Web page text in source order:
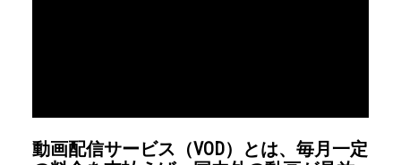
動画配信サービス（VOD）とは、毎月一定